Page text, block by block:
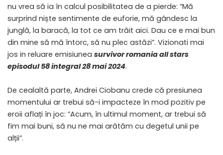
nu vrea să ia în calcul posibilitatea de a pierde: ”Mă
surprind niște sentimente de euforie, mă gândesc la
junglă, la baracă, la tot ce am trăit aici. Dau ce e mai bun
din mine să mă întorc, să nu plec astăzi”. Vizionati mai
jos in reluare emisiunea survivor romania all stars
episodul 58 integral 28 mai 2024.
De cealaltă parte, Andrei Ciobanu crede că presiunea
momentului ar trebui să-i impacteze în mod pozitiv pe
eroii aflați în joc: ”Acum, în ultimul moment, ar trebui să
fim mai buni, să nu ne mai arătăm cu degetul unii pe
alții”.